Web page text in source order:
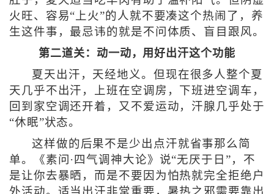
火旺、容易“上火”的人就不要凑这个热闹了，养
生这件事，最忌讳的就是不问体质、盲目跟风。
第二道关：动一动，用好出汗这个功能
夏天出汗，天经地义。但现在很多人整个夏
天几乎不出汗，上班在空调房，下班进空调车，
回到家空调还开着，又不爱运动，汗腺几乎处于
“休眠”状态。
这样做的后果不是少出点汗就省事那么简
单。《素问·四气调神大论》说“无厌于日”，不
是让你去暴晒，而是不要因为怕热就完全拒绝户
外活动。适当出汗非常重要，暑热之邪需要靠出